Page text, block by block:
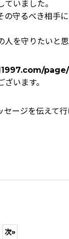
いました。
守るべき相手
を守りたいと
います。
ージを伝えて行
次»